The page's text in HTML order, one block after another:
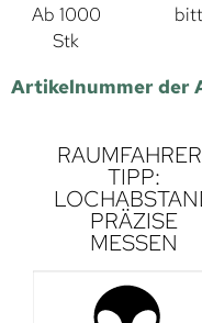
Ab 1000
Stk
Artikelnummer der
TIPP:
PRÄZISE
MESSEN